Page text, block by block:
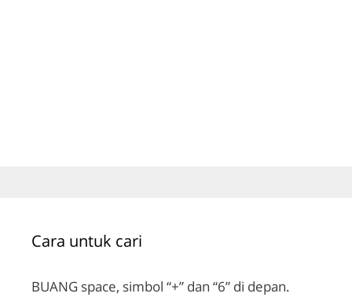
Cara untuk cari
BUANG space, simbol “+” dan “6” di depan.